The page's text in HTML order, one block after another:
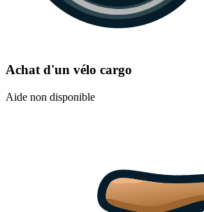
Achat d'un vélo cargo
Aide non disponible